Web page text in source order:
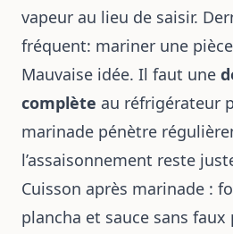
vapeur au lieu de saisir.
fréquent: mariner une
Mauvaise idée. Il faut une
complète au réfrigérateur
marinade pénètre
l’assaisonnement reste
Cuisson après marinade :
plancha et sauce sans faux